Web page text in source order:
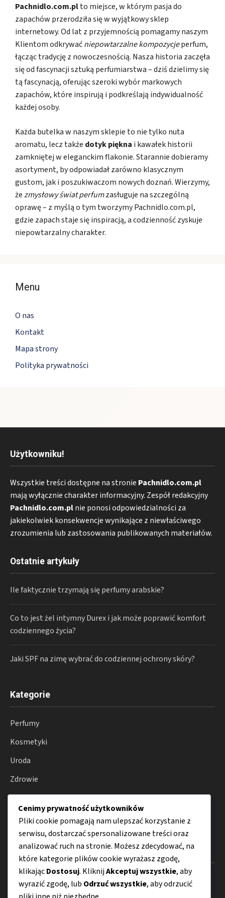
Pachnidlo.com.plto miejsce, w którym pasja do
zapachów przerodziła się w wyjątkowy sklep
internetowy. Od lat z przyjemnością pomagamy naszym
Klientom odkrywaćniepowtarzalne kompozycjeperfum,
łącząc tradycję z nowoczesnością. Nasza historia zaczęła
się od fascynacji sztuką perfumiarstwa – dziś dzielimy się
tą fascynacją, oferując szeroki wybór markowych
zapachów, które inspirują i podkreślają indywidualność
każdej osoby.
Każda butelka w naszym sklepie to nie tylko nuta
aromatu, lecz także dotyk piękna i kawałek historii
zamkniętej w eleganckim flakonie. Starannie dobieramy
asortyment, by odpowiadał zarówno klasycznym
gustom, jak i poszukiwaczom nowych doznań. Wierzymy,
żezmysłowy świat perfumzasługuje na szczególną
oprawę – z myślą o tym tworzymy Pachnidlo.com.pl,
gdzie zapach staje się inspiracją, a codzienność zyskuje
niepowtarzalny charakter.
Menu
O nas
Kontakt
Mapa strony
Polityka prywatności
Użytkowniku!
Wszystkie treści dostępne na stronie Pachnidlo.com.pl
mają wyłącznie charakter informacyjny. Zespół redakcyjny
Pachnidlo.com.plnie ponosi odpowiedzialności za
jakiekolwiek konsekwencje wynikające z niewłaściwego
zrozumienia lub zastosowania publikowanych materiałów.
Ostatnie artykuły
Ile faktycznie trzymają się perfumy arabskie?
Co to jest żel intymny Durex i jak może poprawić komfort
codziennego życia?
Jaki SPF na zimę wybrać do codziennej ochrony skóry?
Kategorie
Perfumy
Kosmetyki
Uroda
Zdrowie
Wellness
Porady
Menu
Cenimy prywatność użytkowników
Pliki cookie pomagają nam ulepszać korzystanie z
serwisu, dostarczać spersonalizowane treści oraz
analizować ruch na stronie. Możesz zdecydować, na
które kategorie plików cookie wyrażasz zgodę,
klikającDostosuj. KliknijAkceptuj wszystkie, aby
wyrazić zgodę, lub Odrzuć wszystkie, aby odrzucić